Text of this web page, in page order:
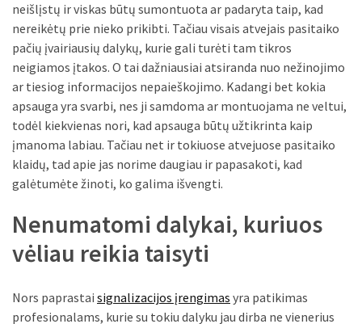
bildesys
atpažinti,
gedimo
niekas
neieškojo
Krovinių
pervežimas
Suomijos:
laiko
neišlįstų ir viskas būtų sumontuota ar padaryta taip, kad
nereikėtų prie nieko prikibti. Tačiau visais atvejais pasitaiko
pačių įvairiausių dalykų, kurie gali turėti tam tikros
neigiamos įtakos. O tai dažniausiai atsiranda nuo nežinojimo
ar tiesiog informacijos nepaieškojimo. Kadangi bet kokia
apsauga yra svarbi, nes ji samdoma ar montuojama ne veltui,
todėl kiekvienas nori, kad apsauga būtų užtikrinta kaip
įmanoma labiau. Tačiau net ir tokiuose atvejuose pasitaiko
klaidų, tad apie jas norime daugiau ir papasakoti, kad
galėtumėte žinoti, ko galima išvengti.
Nenumatomi dalykai, kuriuos
vėliau reikia taisyti
Nors paprastai signalizacijos įrengimas yra patikimas
profesionalams, kurie su tokiu dalyku jau dirba ne vienerius